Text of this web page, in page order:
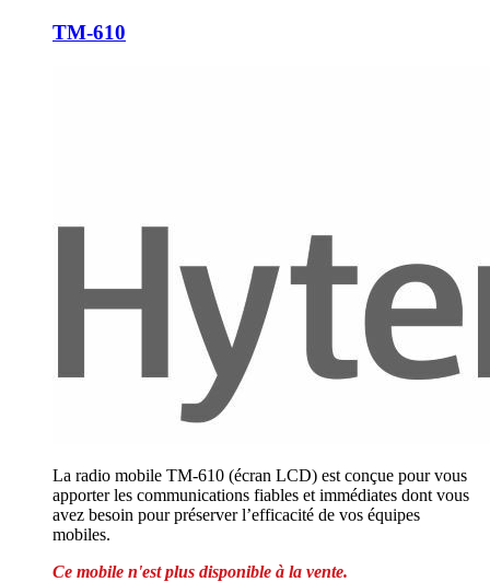
TM-610
La radio mobile TM-610 (écran LCD) est conçue pour vous
apporter les communications fiables et immédiates dont vous
avez besoin pour préserver l’efficacité de vos équipes
mobiles.
Ce mobile n'est plus disponible à la vente.